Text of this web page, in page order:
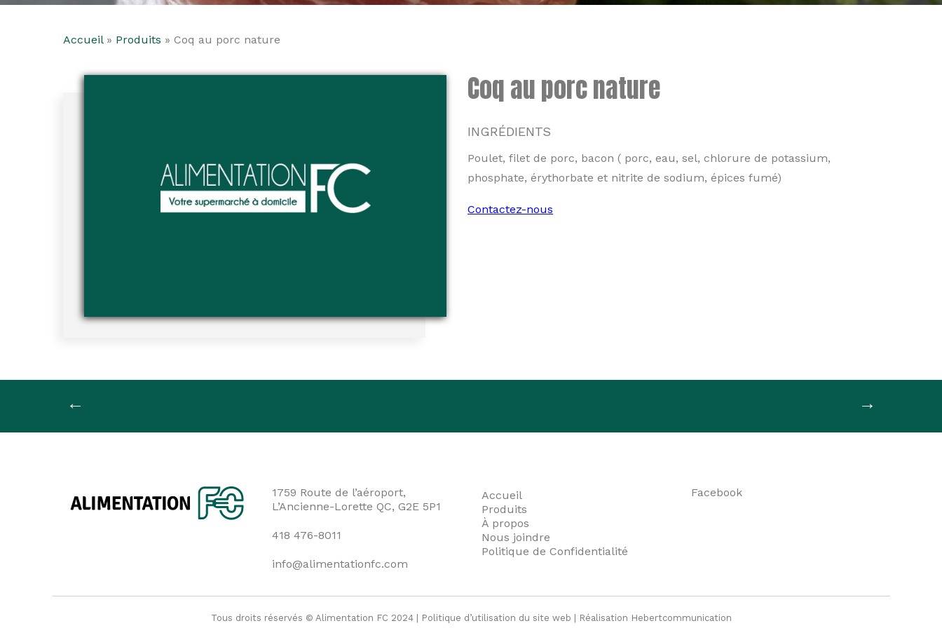
Accueil» Produits » Coq au porc nature
Coq au porc nature
INGRÉDIENTS
Poulet, filet de porc, bacon ( porc, eau, sel, chlorure de potassium,
phosphate, érythorbate et nitrite de sodium, épices fumé)
Contactez-nous
Navigation
de
→
←
1759 Route de l’aéroport,
L’Ancienne-Lorette QC, G2E 5P1
418 476-8011
info@alimentationfc.com
Accueil
Produits
À propos
Nous joindre
Politique de Confidentialité
Facebook
Tous droits réservés © Alimentation FC 2024 | Politique d’utilisation du site web | Réalisation Hebertcommunication